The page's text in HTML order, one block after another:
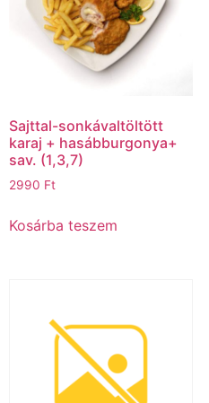
Sajttal-sonkávaltöltött
karaj + hasábburgonya+
sav. (1,3,7)
2990 Ft
Kosárba teszem